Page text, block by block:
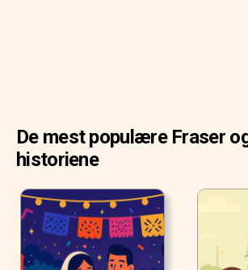
De mest populære Fraser
historiene